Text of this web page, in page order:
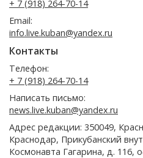
+ 7 (918) 264-70-14
Email:
info.live.kuban@yandex.ru
Контакты
Телефон:
+ 7 (918) 264-70-14
Написать письмо:
news.live.kuban@yandex.ru
Адрес редакции: 350049,
Краснодар, Прикубанский
Космонавта Гагарина, д. 116,